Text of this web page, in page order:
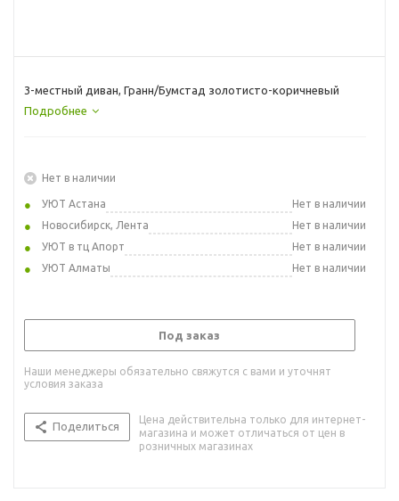
3-местный диван, Гранн/Бумстад золотисто-коричневый
Подробнее
Нет в наличии
УЮТ Астана
Нет в наличии
Новосибирск, Лента
Нет в наличии
УЮТ в тц Апорт
Нет в наличии
УЮТ Алматы
Нет в наличии
Под заказ
Наши менеджеры обязательно свяжутся с вами и уточнят
условия заказа
Поделиться
Цена действительна только для интернет-
магазина и может отличаться от цен в
розничных магазинах